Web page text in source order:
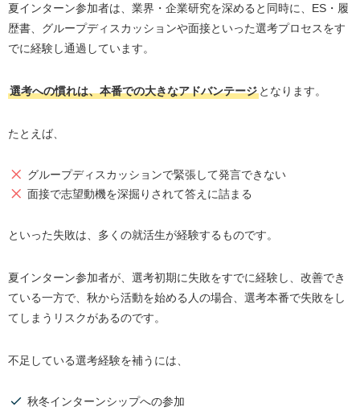
夏インターン参加者は、業界・企業研究を深めると同時に、ES・履
歴書、グループディスカッションや面接といった選考プロセスをす
でに経験し通過しています。
選考への慣れは、本番での大きなアドバンテージとなります。
たとえば、
グループディスカッションで緊張して発言できない
面接で志望動機を深掘りされて答えに詰まる
といった失敗は、多くの就活生が経験するものです。
夏インターン参加者が、選考初期に失敗をすでに経験し、改善でき
ている一方で、秋から活動を始める人の場合、選考本番で失敗をし
てしまうリスクがあるのです。
不足している選考経験を補うには、
秋冬インターンシップへの参加